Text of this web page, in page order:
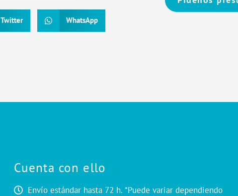
Twitter WhatsApp
Cuenta con ello
Envío estándar hasta 72 h. *Puede variar dependiendo